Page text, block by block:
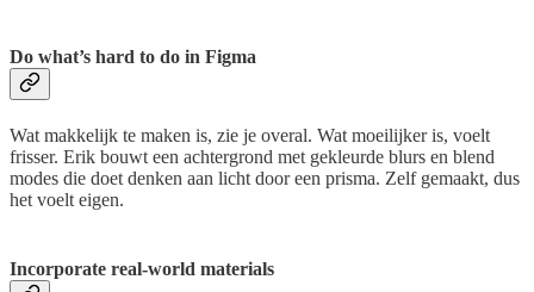
Do what’s hard to do in Figma
Wat makkelijk te maken is, zie je overal. Wat moeilijker is, voelt
frisser. Erik bouwt een achtergrond met gekleurde blurs en blend
modes die doet denken aan licht door een prisma. Zelf gemaakt, dus
het voelt eigen.
Incorporate real-world materials